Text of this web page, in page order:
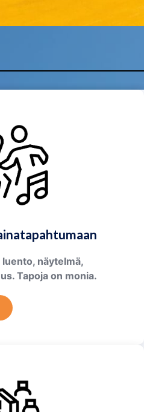
näytelmä,
Tapoja on monia.